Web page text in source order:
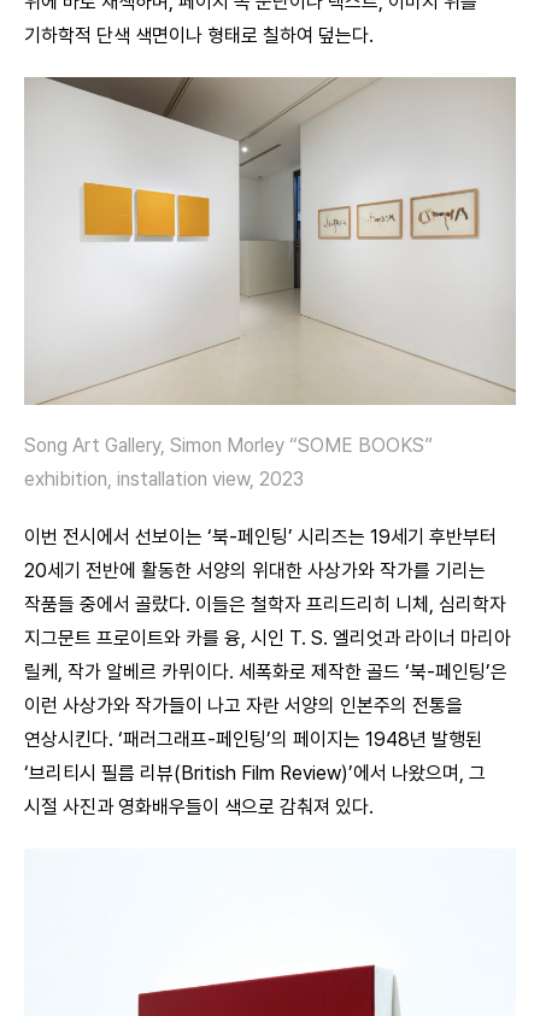
기하학적 단색 색면이나 형태로 칠하여 덮는다.
Song Art Gallery, Simon Morley “SOME BOOKS”
exhibition, installation view, 2023
이번 전시에서 선보이는 ‘북-페인팅’ 시리즈는 19세기 후반부터
20세기 전반에 활동한 서양의 위대한 사상가와 작가를 기리는
작품들 중에서 골랐다. 이들은 철학자 프리드리히 니체, 심리학자
지그문트 프로이트와 카를 융, 시인 T. S. 엘리엇과 라이너 마리아
릴케, 작가 알베르 카뮈이다. 세폭화로 제작한 골드 ‘북-페인팅’은
이런 사상가와 작가들이 나고 자란 서양의 인본주의 전통을
연상시킨다. ‘패러그래프-페인팅’의 페이지는 1948년 발행된
‘브리티시 필름 리뷰(British Film Review)’에서 나왔으며, 그
시절 사진과 영화배우들이 색으로 감춰져 있다.